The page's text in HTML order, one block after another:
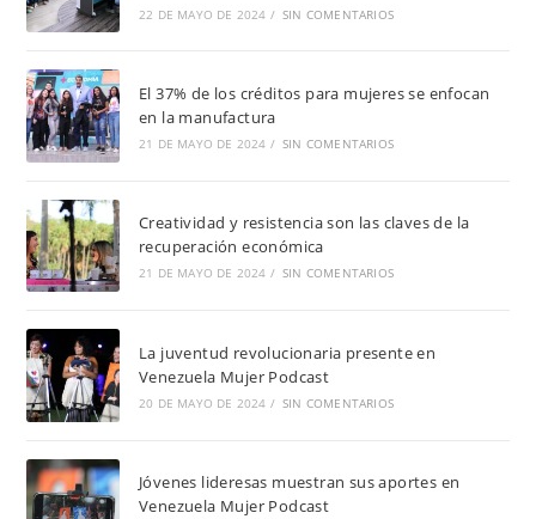
22 DE MAYO DE 2024 / SIN COMENTARIOS
El 37% de los créditos para mujeres se enfocan
en la manufactura
21 DE MAYO DE 2024 / SIN COMENTARIOS
Creatividad y resistencia son las claves de la
recuperación económica
21 DE MAYO DE 2024 / SIN COMENTARIOS
La juventud revolucionaria presente en
Venezuela Mujer Podcast
20 DE MAYO DE 2024 / SIN COMENTARIOS
Jóvenes lideresas muestran sus aportes en
Venezuela Mujer Podcast